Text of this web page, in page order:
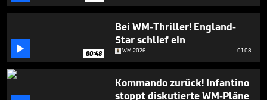
 00:48
Bei WM-Thriller! England-
Star schlief ein
WM 2026 01.08.
Kommando zurück! Infantino
stoppt diskutierte WM-Pläne